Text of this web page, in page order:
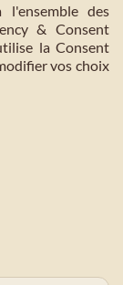
des
& Consent
la Consent
vos choix